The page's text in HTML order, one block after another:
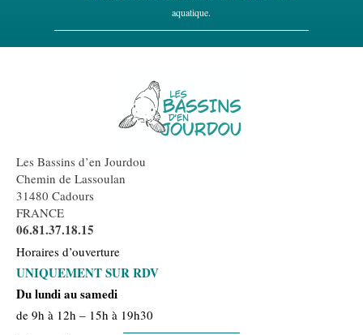
aquatique.
Les Bassins d’en Jourdou
Chemin de Lassoulan
31480 Cadours
FRANCE
06.81.37.18.15
Horaires d’ouverture
UNIQUEMENT SUR RDV
Du lundi au samedi
de 9h à 12h – 15h à 19h30